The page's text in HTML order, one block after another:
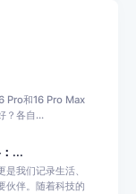
Pro和16 Pro Max
？各自...
...
我们记录生活、
伙伴。随着科技的